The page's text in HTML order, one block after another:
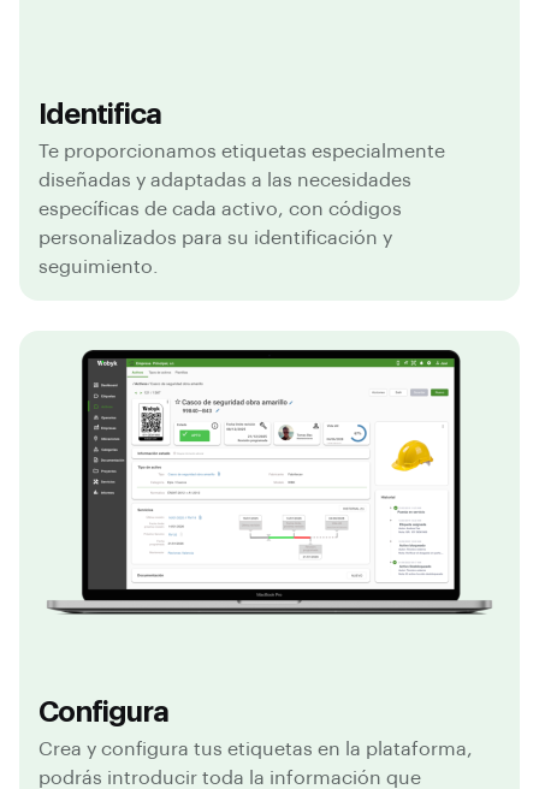
Identifica
Te proporcionamos etiquetas especialmente
diseñadas y adaptadas a las necesidades
específicas de cada activo, con códigos
personalizados para su identificación y
seguimiento.
Configura
Crea y configura tus etiquetas en la plataforma,
podrás introducir toda la información que